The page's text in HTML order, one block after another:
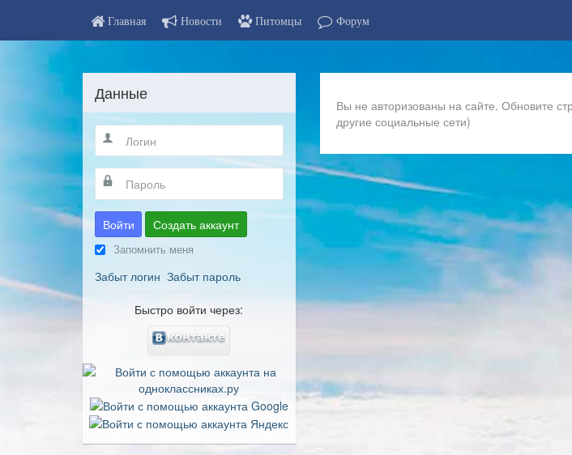
Главная Новости Питомцы Форум
Вы не авторизованы на сайте. Обновите
другие социальные сети)
Данные
Войти Создать аккаунт
Запомнить меня
Забыт логин Забыт пароль
Быстро войти через: